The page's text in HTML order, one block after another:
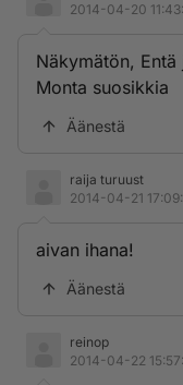
2014-04-20
Näkymätön,
Monta suosikkia
Äänestä
raija turuust
2014-04-21
aivan ihana!
Äänestä
reinop
2014-04-22